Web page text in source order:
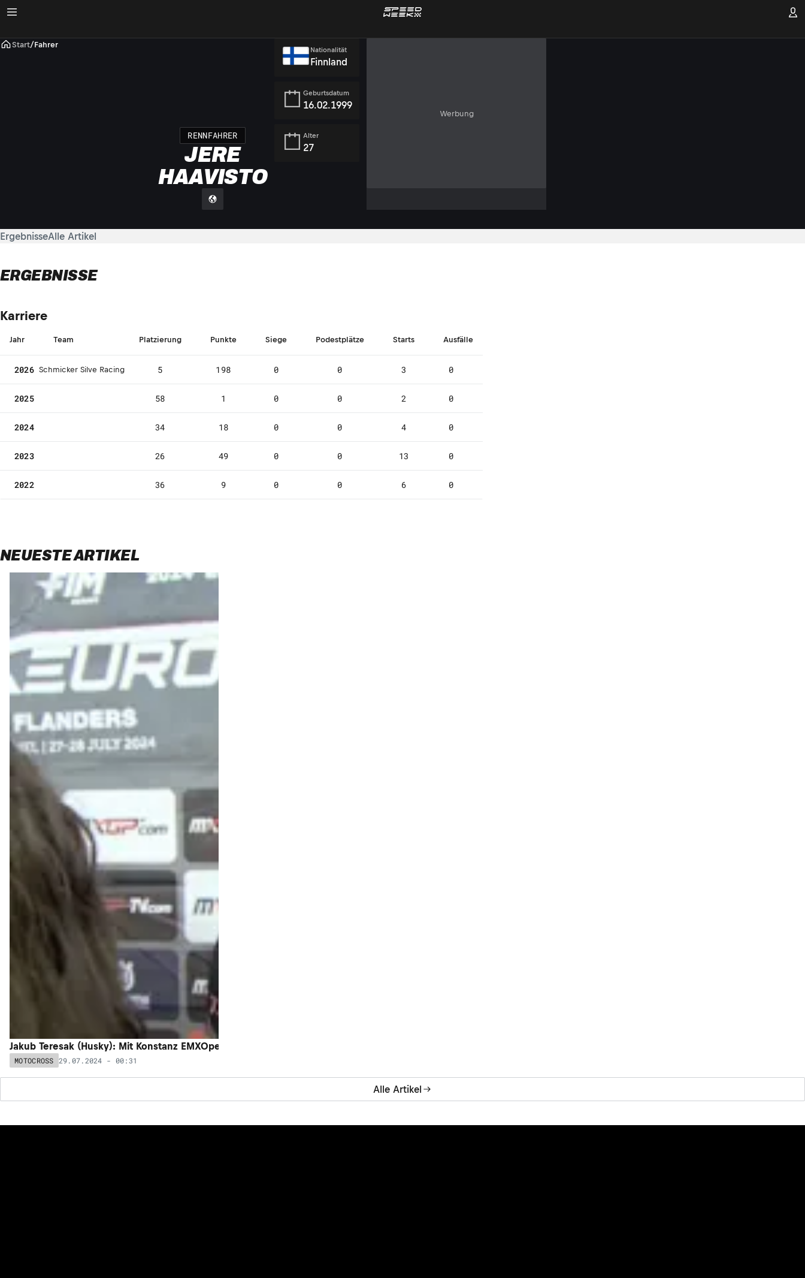
Start/Fahrer
RENNFAHRER
JERE
HAAVISTO
Nationalität
Finnland
Geburtsdatum
16.02.1999
Alter
27
Werbung
ErgebnisseAlle Artikel
ERGEBNISSE
Karriere
Jahr Team Platzierung Punkte Siege Podestplätze Starts Ausfälle
2026 Schmicker Silve Racing 5 198 0 0 3 0
2025 58 1 0 0 2 0
2024 34 18 0 0 4 0
2023 26 49 0 0 13 0
2022 36 9 0 0 6 0
NEUESTE ARTIKEL
Alle Artikel
Jakub Teresak (Husky): Mit Konstanz EMXOpen-Sieger
MOTOCROSS 29.07.2024 - 00:31